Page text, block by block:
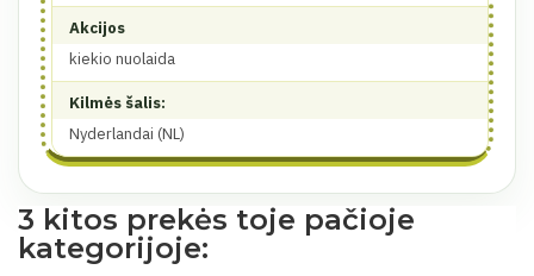
Akcijos
kiekio nuolaida
Kilmės šalis:
Nyderlandai (NL)
3 kitos prekės toje pačioje
kategorijoje: